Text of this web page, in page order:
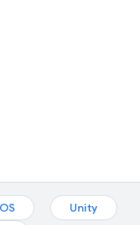
Unity